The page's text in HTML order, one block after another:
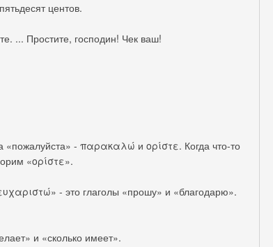
центов.
... Простите, господин! Чек ваш!
«пожалуйста» - παρακαλώ и ορίστε. Когда что-то
«ορίστε».
- это глаголы «прошу» и «благодарю».
и «сколько имеет».